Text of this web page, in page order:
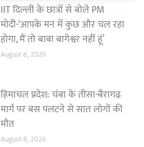
IIT दिल्ली के छात्रों से बोले PM
मोदी-‘आपके मन में कुछ और चल रहा
होगा, मैं तो बाबा बागेश्वर नहीं हूं’
August 8, 2026
हिमाचल प्रदेश: चंबा के तीसा-बैरागढ़
मार्ग पर बस पलटने से सात लोगों की
मौत
August 8, 2026